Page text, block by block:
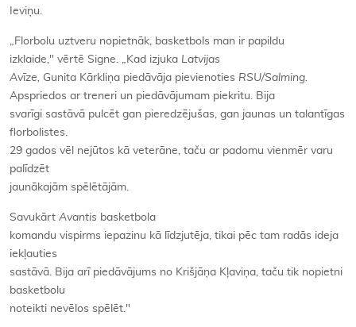
Ieviņu.
„Florbolu uztveru nopietnāk, basketbols man ir papildu
izklaide," vērtē Signe. „Kad izjuka Latvijas
Avīze, Gunita Kārkliņa piedāvāja pievienoties RSU/Salming.
Apspriedos ar treneri un piedāvājumam piekritu. Bija
svarīgi sastāvā pulcēt gan pieredzējušas, gan jaunas un talantīgas
florbolistes.
29 gados vēl nejūtos kā veterāne, taču ar padomu vienmēr varu
palīdzēt
jaunākajām spēlētājām.
Savukārt Avantis basketbola
komandu vispirms iepazinu kā līdzjutēja, tikai pēc tam radās ideja
iekļauties
sastāvā. Bija arī piedāvājums no Krišjāņa Kļaviņa, taču tik nopietni
basketbolu
noteikti nevēlos spēlēt."